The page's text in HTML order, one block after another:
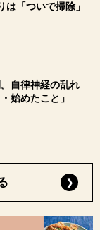
「ついで掃除」
自律神経の乱れ
始めたこと」